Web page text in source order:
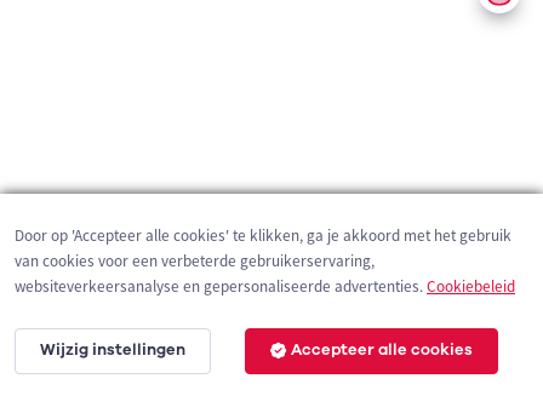
3 km
Door op 'Accepteer alle cookies' te klikken, ga je akkoord met het gebruik
van cookies voor een verbeterde gebruikerservaring,
websiteverkeersanalyse en gepersonaliseerde advertenties.Cookiebeleid
Wijzig instellingen Accepteer alle cookies